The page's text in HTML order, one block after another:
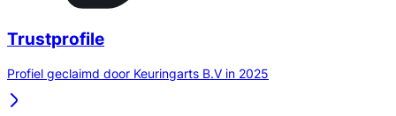
Trustprofile
Profiel geclaimd door Keuringarts B.V in 2025